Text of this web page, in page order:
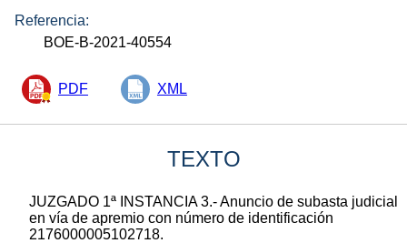
Referencia:
BOE-B-2021-40554
PDF XML
TEXTO
JUZGADO 1ª INSTANCIA 3.- Anuncio de subasta judicial
en vía de apremio con número de identificación
2176000005102718.